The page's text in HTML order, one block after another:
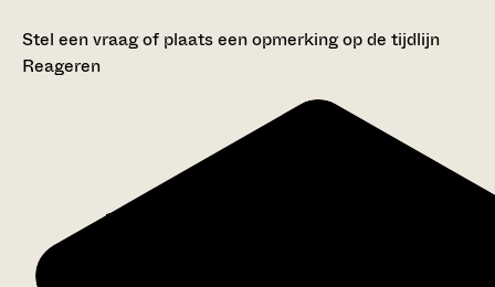
Stel een vraag of plaats een opmerking op de tijdlijn
Reageren